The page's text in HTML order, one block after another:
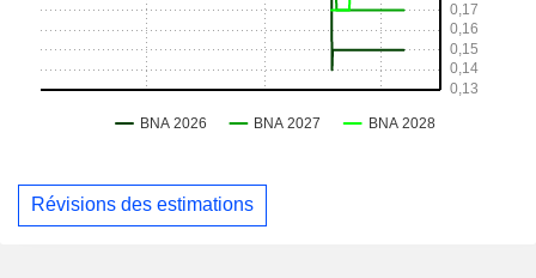
Révisions des estimations